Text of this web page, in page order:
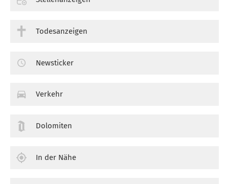
Todesanzeigen
Newsticker
Verkehr
Dolomiten
In der Nähe